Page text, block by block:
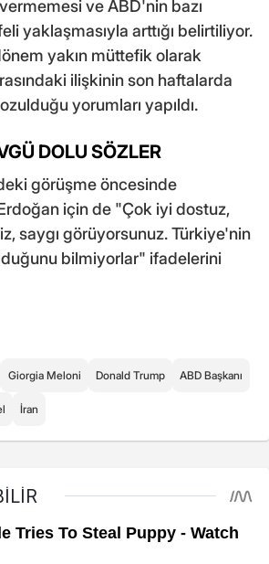
ve ABD'nin bazı
yaklaşmasıyla arttığı belirtiliyor.
yakın müttefik olarak
ilişkinin son haftalarda
yorumları yapıldı.
DOLU SÖZLER
görüşme öncesinde
için de "Çok iyi dostuz,
saygı görüyorsunuz. Türkiye'nin
bilmiyorlar" ifadelerini
Giorgia Meloni Donald Trump ABD Başkanı
İran